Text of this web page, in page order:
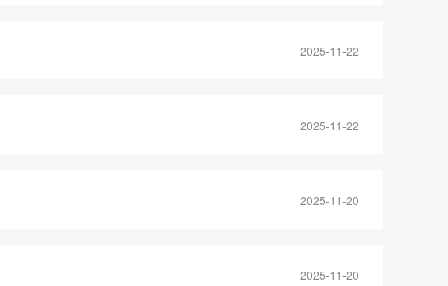
2025-11-22
2025-11-22
2025-11-20
2025-11-20